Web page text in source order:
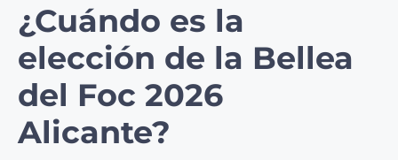
¿Cuándo es la
elección de la Bellea
del Foc 2026
Alicante?